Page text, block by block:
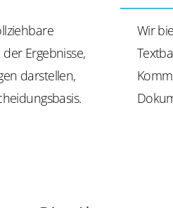
Ergebnisse,
darstellen,
Wir